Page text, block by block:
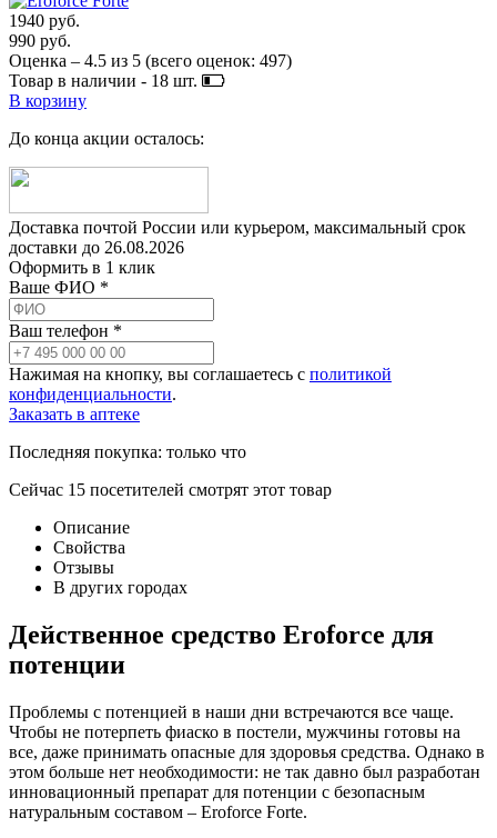
1940 руб.
990 руб.
Оценка – 4.5 из 5 (всего оценок: 497)
Товар в наличии - 18 шт.
В корзину
До конца акции осталось:
Доставка почтой России или курьером, максимальный срок
доставки до 26.08.2026
Оформить в 1 клик
Ваше ФИО *
Ваш телефон *
Нажимая на кнопку, вы соглашаетесь с политикой
конфиденциальности.
Заказать в аптеке
Последняя покупка: только что
Сейчас 15 посетителей смотрят этот товар
Описание
Свойства
Отзывы
В других городах
Действенное средство Eroforce для
потенции
Проблемы с потенцией в наши дни встречаются все чаще.
Чтобы не потерпеть фиаско в постели, мужчины готовы на
все, даже принимать опасные для здоровья средства. Однако в
этом больше нет необходимости: не так давно был разработан
инновационный препарат для потенции с безопасным
натуральным составом – Eroforce Forte.